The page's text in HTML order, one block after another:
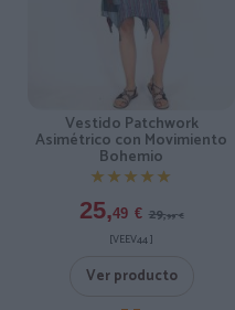
Vestido Patchwork
Asimétrico con Movimiento
Bohemio
★★★★★
★★★★★
25,49 € 29,99 €
[VEEV44 ]
Ver producto